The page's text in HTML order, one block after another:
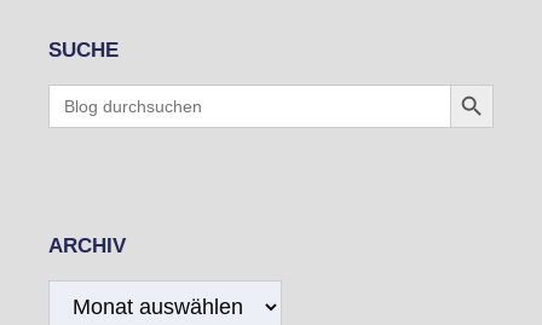
SUCHE
Search
for:
Search Button
ARCHIV